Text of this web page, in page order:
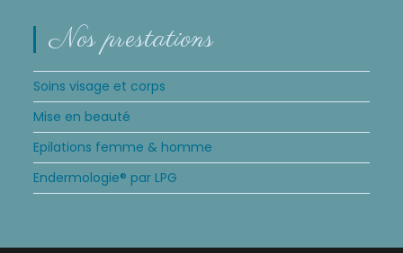
Nos prestations
Soins visage et corps
Mise en beauté
Epilations femme & homme
Endermologie® par LPG